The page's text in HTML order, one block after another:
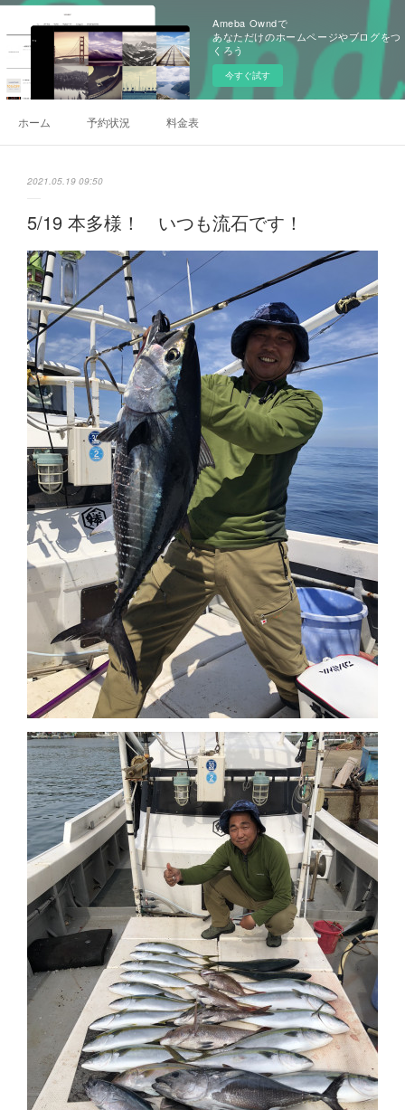
Ameba Owndで
あなただけのホームページやブログをつ
くろう
今すぐ試す
ホーム 予約状況 料金表
2021.05.19 09:50
5/19 本多様！ いつも流石です！